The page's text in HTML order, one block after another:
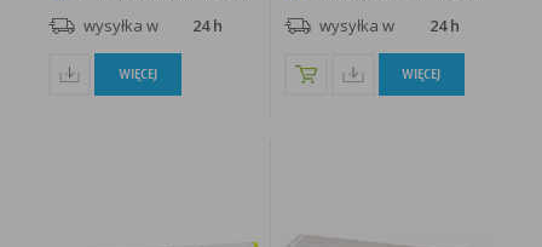
wysyłka w
24 h
WIĘCEJ
wysyłka w
24 h
WIĘCEJ